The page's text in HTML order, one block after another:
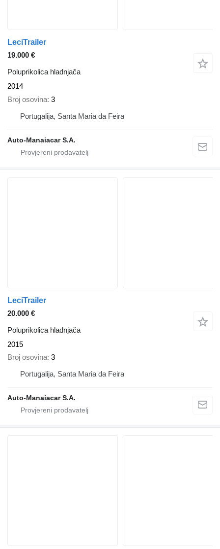
LeciTrailer
19.000 €
Poluprikolica hladnjača
2014
Broj osovina 3
Portugalija, Santa Maria da Feira
Auto-Manaiacar S.A.
LeciTrailer
20.000 €
Poluprikolica hladnjača
2015
Broj osovina 3
Portugalija, Santa Maria da Feira
Auto-Manaiacar S.A.